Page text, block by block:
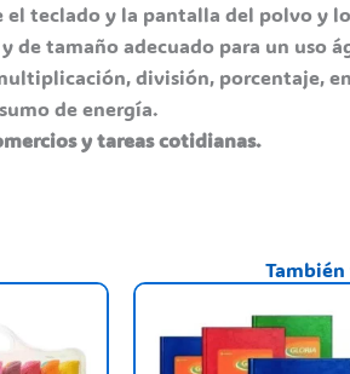
el teclado y la pantalla del polvo y
de tamaño adecuado para un uso
división, porcentaje,
de energía.
y tareas cotidianas.